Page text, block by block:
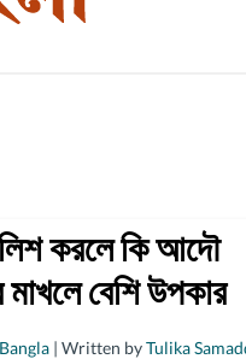
করলে কি আদৌ
বেশি উপকার
| Written byTulika